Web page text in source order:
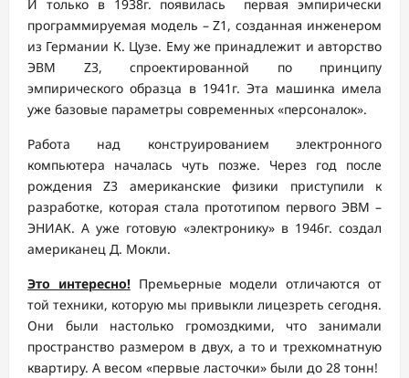
И только в 1938г. появилась первая эмпирически
программируемая модель – Z1, созданная инженером
из Германии К. Цузе. Ему же принадлежит и авторство
ЭВМ Z3, спроектированной по принципу
эмпирического образца в 1941г. Эта машинка имела
уже базовые параметры современных «персоналок».
Работа над конструированием электронного
компьютера началась чуть позже. Через год после
рождения Z3 американские физики приступили к
разработке, которая стала прототипом первого ЭВМ –
ЭНИАК. А уже готовую «электронику» в 1946г. создал
американец Д. Мокли.
Это интересно!Премьерные модели отличаются от
той техники, которую мы привыкли лицезреть сегодня.
Они были настолько громоздкими, что занимали
пространство размером в двух, а то и трехкомнатную
квартиру. А весом «первые ласточки» были до 28 тонн!